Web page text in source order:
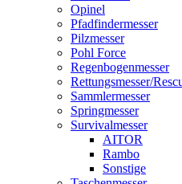
Opinel
Pfadfindermesser
Pilzmesser
Pohl Force
Regenbogenmesser
Rettungsmesser/
Sammlermesser
Springmesser
Survivalmesser
AITOR
Rambo
Sonstige